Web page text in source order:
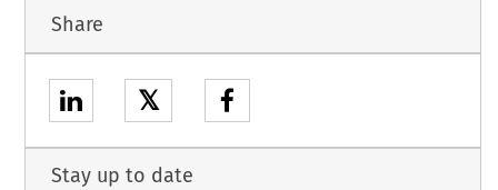
Share
𝕏
Stay up to date